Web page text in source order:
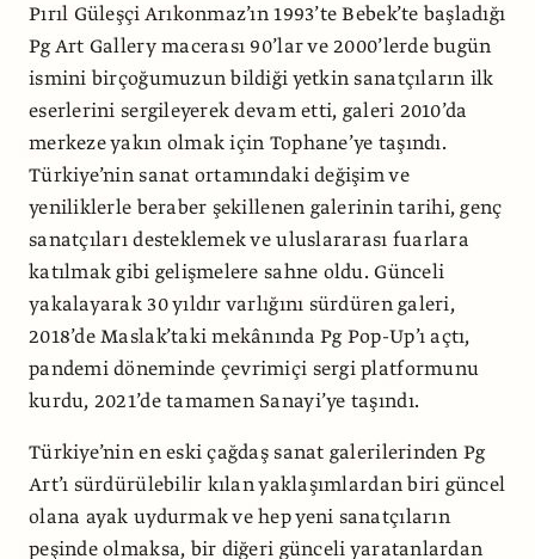
Pırıl Güleşçi Arıkonmaz’ın 1993’te Bebek’te başladığı
Pg Art Gallery macerası 90’lar ve 2000’lerde bugün
ismini birçoğumuzun bildiği yetkin sanatçıların ilk
eserlerini sergileyerek devam etti, galeri 2010’da
merkeze yakın olmak için Tophane’ye taşındı.
Türkiye’nin sanat ortamındaki değişim ve
yeniliklerle beraber şekillenen galerinin tarihi, genç
sanatçıları desteklemek ve uluslararası fuarlara
katılmak gibi gelişmelere sahne oldu. Günceli
yakalayarak 30 yıldır varlığını sürdüren galeri,
2018’de Maslak’taki mekânında Pg Pop-Up’ı açtı,
pandemi döneminde çevrimiçi sergi platformunu
kurdu, 2021’de tamamen Sanayi’ye taşındı.
Türkiye’nin en eski çağdaş sanat galerilerinden Pg
Art’ı sürdürülebilir kılan yaklaşımlardan biri güncel
olana ayak uydurmak ve hep yeni sanatçıların
peşinde olmaksa, bir diğeri günceli yaratanlardan